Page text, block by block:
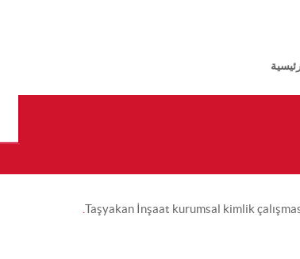
Taşyakan İnşaat kurumsal kimlik